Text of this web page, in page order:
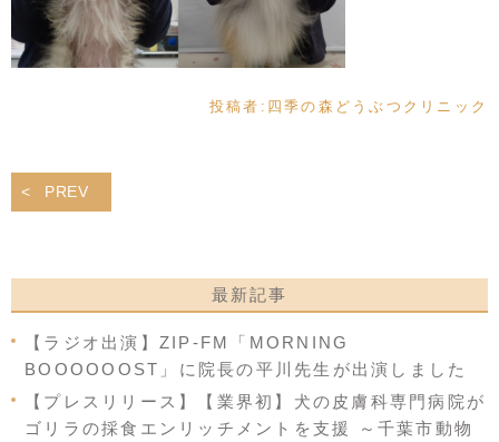
投稿者: 四季の森どうぶつクリニック
PREV
最新記事
【ラジオ出演】ZIP-FM「MORNING
BOOOOOOST」に院長の平川先生が出演しました
【プレスリリース】【業界初】犬の皮膚科専門病院が
ゴリラの採食エンリッチメントを支援 ～千葉市動物